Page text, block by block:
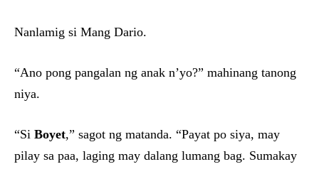
Nanlamig si Mang Dario.
“Ano pong pangalan ng anak n’yo?” mahinang tanong
niya.
“Si Boyet,” sagot ng matanda. “Payat po siya, may
pilay sa paa, laging may dalang lumang bag. Sumakay